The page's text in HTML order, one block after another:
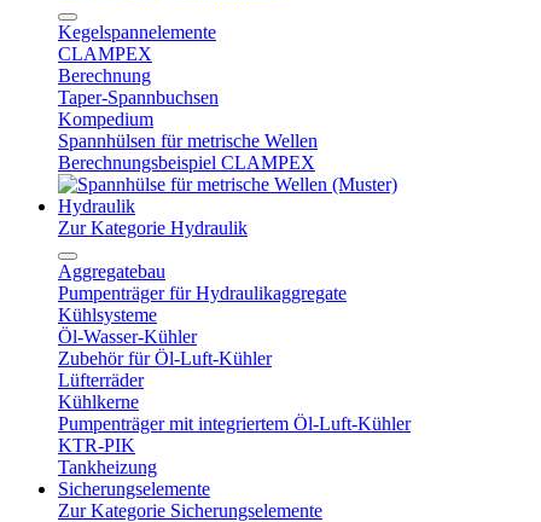
Kegelspannelemente
CLAMPEX
Berechnung
Taper-Spannbuchsen
Kompedium
Spannhülsen für metrische Wellen
Berechnungsbeispiel CLAMPEX
Hydraulik
Zur Kategorie Hydraulik
Aggregatebau
Pumpenträger für Hydraulikaggregate
Kühlsysteme
Öl-Wasser-Kühler
Zubehör für Öl-Luft-Kühler
Lüfterräder
Kühlkerne
Pumpenträger mit integriertem Öl-Luft-Kühler
KTR-PIK
Tankheizung
Sicherungselemente
Zur Kategorie Sicherungselemente